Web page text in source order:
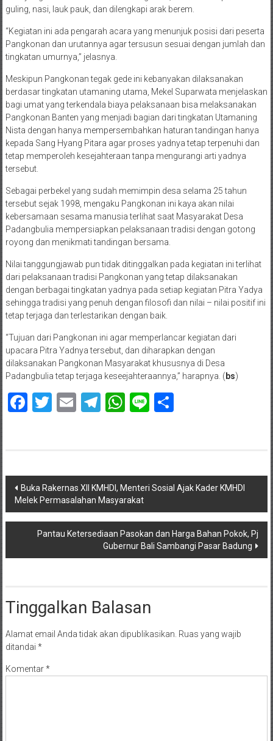
guling, nasi, lauk pauk, dan dilengkapi arak berem.
“Kegiatan ini ada pengarah acara yang menunjuk posisi dari peserta
Pangkonan dan urutannya agar tersusun sesuai dengan jumlah dan
tingkatan umurnya,” jelasnya.
Meskipun Pangkonan tegak gede ini kebanyakan dilaksanakan
berdasar tingkatan utamaning utama, Mekel Suparwata menjelaskan
bagi umat yang terkendala biaya pelaksanaan bisa melaksanakan
Pangkonan Banten yang menjadi bagian dari tingkatan Utamaning
Nista dengan hanya mempersembahkan haturan tandingan hanya
kepada Sang Hyang Pitara agar proses yadnya tetap terpenuhi dan
tetap memperoleh kesejahteraan tanpa mengurangi arti yadnya
tersebut.
Sebagai perbekel yang sudah memimpin desa selama 25 tahun
tersebut sejak 1998, mengaku Pangkonan ini kaya akan nilai
kebersamaan sesama manusia terlihat saat Masyarakat Desa
Padangbulia mempersiapkan pelaksanaan tradisi dengan gotong
royong dan menikmati tandingan bersama.
Nilai tanggungjawab pun tidak ditinggalkan pada kegiatan ini terlihat
dari pelaksanaan tradisi Pangkonan yang tetap dilaksanakan
dengan berbagai tingkatan yadnya pada setiap kegiatan Pitra Yadya
sehingga tradisi yang penuh dengan filosofi dan nilai – nilai positif ini
tetap terjaga dan terlestarikan dengan baik.
“Tujuan dari Pangkonan ini agar memperlancar kegiatan dari
upacara Pitra Yadnya tersebut, dan diharapkan dengan
dilaksanakan Pangkonan Masyarakat khususnya di Desa
Padangbulia tetap terjaga keseejahteraannya,” harapnya. ( bs)
Facebook
Twitter
EmailTelegram
WhatsApp
LineShare
Navigasi
pos
Buka Rakernas Xll KMHDI, Menteri Sosial Ajak Kader KMHDI
Melek Permasalahan Masyarakat
Pantau Ketersediaan Pasokan dan Harga Bahan Pokok, Pj
Gubernur Bali Sambangi Pasar Badung
Tinggalkan Balasan
Alamat email Anda tidak akan dipublikasikan. Ruas yang wajib
ditandai *
Komentar*